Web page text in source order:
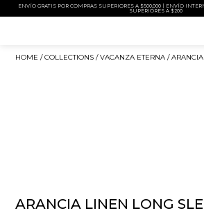
ENVÍO GRATIS POR COMPRAS SUPERIORES A $500,000 | ENVÍO
SUPERIORES A $200
HOME /COLLECTIONS /VACANZA ETERNA /
ARANCIA LINEN LONG